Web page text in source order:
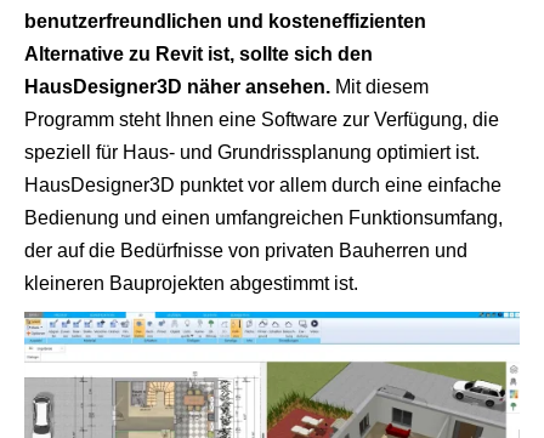
benutzerfreundlichen und kosteneffizienten
Alternative zu Revit ist, sollte sich den
HausDesigner3D näher ansehen. Mit diesem
Programm steht Ihnen eine Software zur Verfügung, die
speziell für Haus- und Grundrissplanung optimiert ist.
HausDesigner3D punktet vor allem durch eine einfache
Bedienung und einen umfangreichen Funktionsumfang,
der auf die Bedürfnisse von privaten Bauherren und
kleineren Bauprojekten abgestimmt ist.